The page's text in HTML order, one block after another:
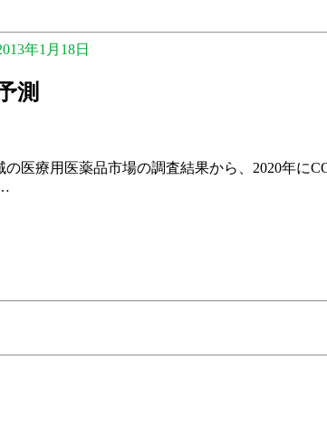
年1月18日
測
療用医薬品市場の調査結果から、2020年に